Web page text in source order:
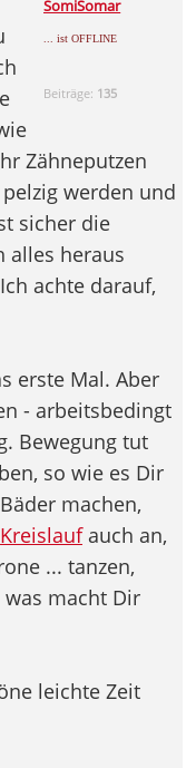
SomiSomar
... ist OFFLINE
Beiträge: 135
Zähneputzen
werden und
sicher die
alles heraus
achte darauf,
erste Mal. Aber
- arbeitsbedingt
Bewegung tut
so wie es Dir
machen,
Kreislaufauch an,
... tanzen,
was macht Dir
leichte Zeit